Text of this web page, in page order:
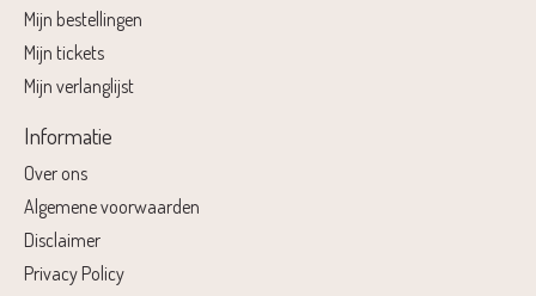
Mijn bestellingen
Mijn tickets
Mijn verlanglijst
Informatie
Over ons
Algemene voorwaarden
Disclaimer
Privacy Policy